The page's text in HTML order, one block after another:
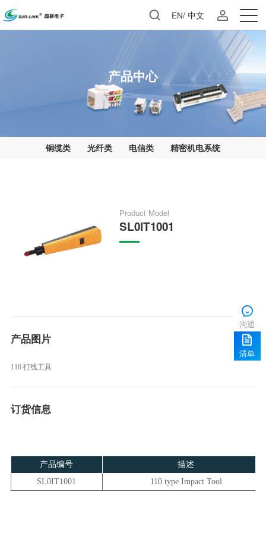
EN/中文
产品中心
铜缆类 光纤类 电信类 精密机电系统
Product Model
SL0IT1001
产品图片
110 打线工具
订货信息
产品编号
描述
SL0IT1001
110 type Impact Tool
沟通
清单